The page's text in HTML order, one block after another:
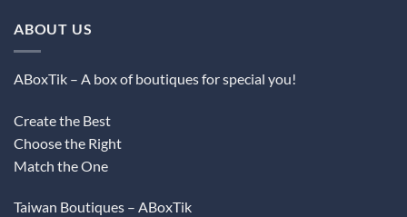
ABOUT US
ABoxTik – A box of boutiques for special you!
Create the Best
Choose the Right
Match the One
Taiwan Boutiques – ABoxTik